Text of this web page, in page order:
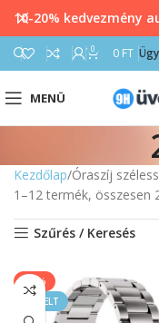
0 0 FT
MENÜ
Kezdőlap Óraszíj
1–12 termék, összesen
Szűrés / Keresés
-20%
KIEMELT
10-20% kedvezmény